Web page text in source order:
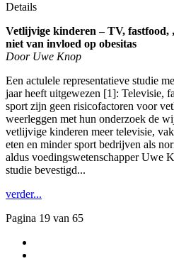
Details
Vetlijvige kinderen – TV, fastfood,
niet van invloed op obesitas
Door Uwe Knop
Een actulele representatieve studie
jaar heeft uitgewezen [1]: Televisie,
sport zijn geen risicofactoren voor
weerleggen met hun onderzoek de
vetlijvige kinderen meer televisie,
eten en minder sport bedrijven als
aldus voedingswetenschapper Uwe
studie bevestigd...
verder...
Pagina 19 van 65